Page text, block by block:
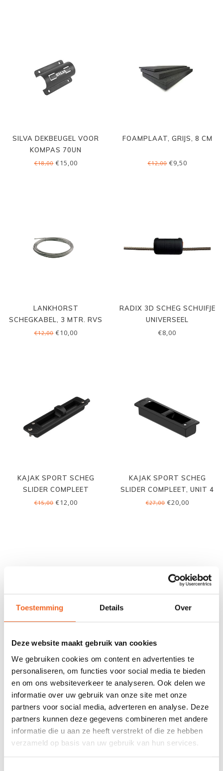
Toestemming Details Over
Deze website maakt gebruik van cookies
We gebruiken cookies om content en advertenties te
personaliseren, om functies voor social media te bieden
en om ons websiteverkeer te analyseren. Ook delen we
informatie over uw gebruik van onze site met onze
partners voor social media, adverteren en analyse. Deze
partners kunnen deze gegevens combineren met andere
informatie die u aan ze heeft verstrekt of die ze hebben
verzameld op basis van uw gebruik van hun services.
SILVA DEKBEUGEL VOOR
KOMPAS 70UN
€18,00€15,00
FOAMPLAAT, GRIJS, 8 CM
€12,00€9,50
LANKHORST
SCHEGKABEL, 3 MTR. RVS
€12,00€10,00
RADIX 3D SCHEG SCHUIFJE
UNIVERSEEL
€8,00
KAJAK SPORT SCHEG
SLIDER COMPLEET
€15,00€12,00
KAJAK SPORT SCHEG
SLIDER COMPLEET, UNIT 4
€27,00€20,00
KAJAK SPORT SCHEG
BLAD 4
€30,00€25,00
KAJAK SPORT KABEL MET
SCHEG
€40,00€35,00